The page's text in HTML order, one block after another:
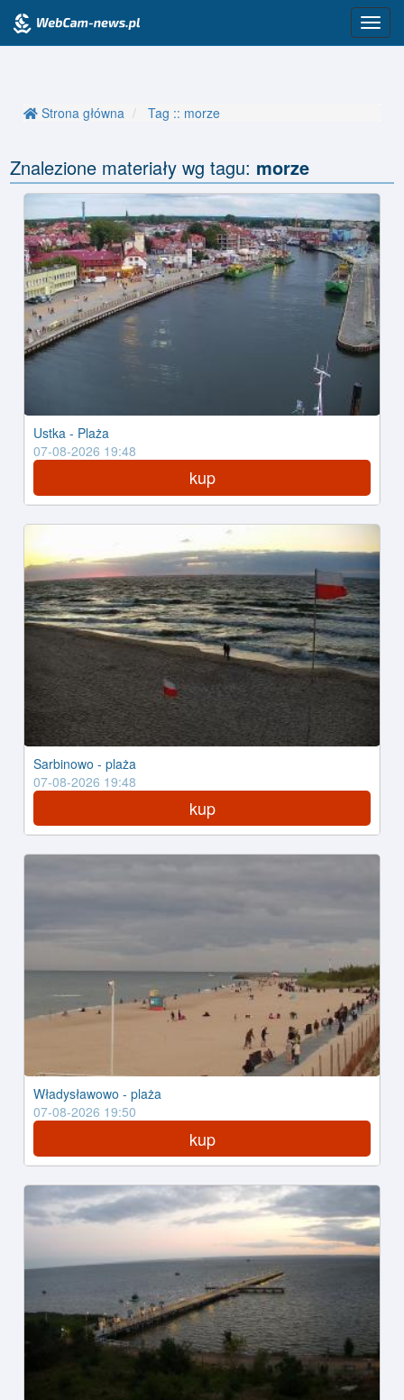
Strona główna Tag :: morze
Znalezione materiały wg tagu: morze
Ustka - Plaża
07-08-2026 19:48
kup
Sarbinowo - plaża
07-08-2026 19:48
kup
Władysławowo - plaża
07-08-2026 19:50
kup